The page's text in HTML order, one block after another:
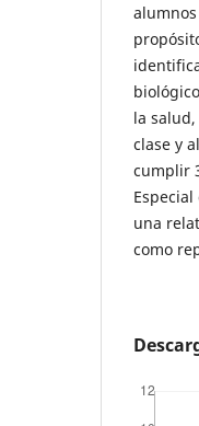
la
clase y
cumplir
una
como